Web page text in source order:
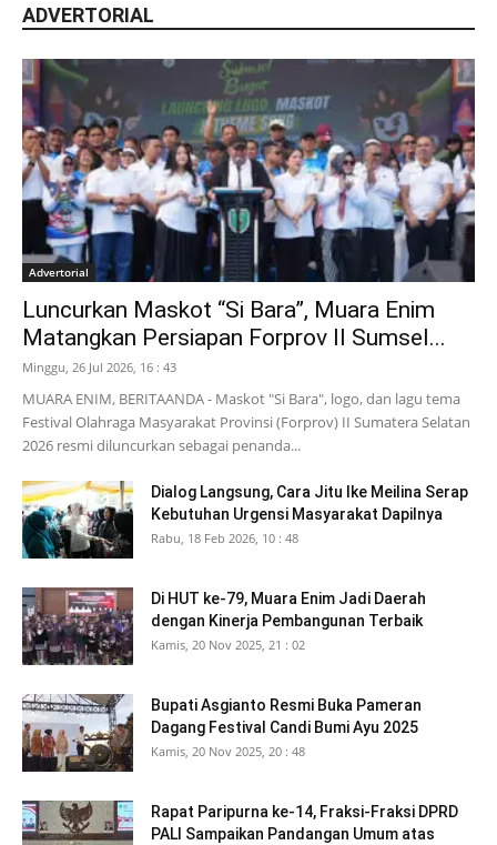
ADVERTORIAL
Advertorial
Luncurkan Maskot “Si Bara”, Muara Enim
Matangkan Persiapan Forprov II Sumsel...
Minggu, 26 Jul 2026, 16 : 43
MUARA ENIM, BERITAANDA - Maskot "Si Bara", logo, dan lagu tema
Festival Olahraga Masyarakat Provinsi (Forprov) II Sumatera Selatan
2026 resmi diluncurkan sebagai penanda...
Dialog Langsung, Cara Jitu Ike Meilina Serap
Kebutuhan Urgensi Masyarakat Dapilnya
Rabu, 18 Feb 2026, 10 : 48
Di HUT ke-79, Muara Enim Jadi Daerah
dengan Kinerja Pembangunan Terbaik
Kamis, 20 Nov 2025, 21 : 02
Bupati Asgianto Resmi Buka Pameran
Dagang Festival Candi Bumi Ayu 2025
Kamis, 20 Nov 2025, 20 : 48
Rapat Paripurna ke-14, Fraksi-Fraksi DPRD
PALI Sampaikan Pandangan Umum atas